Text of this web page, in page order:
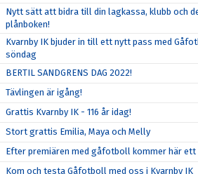
Nytt sätt att bidra till din lagkassa, klubb och
plånboken!
Kvarnby IK bjuder in till ett nytt pass med
söndag
BERTIL SANDGRENS DAG 2022!
Tävlingen är igång!
Grattis Kvarnby IK - 116 år idag!
Stort grattis Emilia, Maya och Melly
Efter premiären med gåfotboll kommer här ett
Kom och testa Gåfotboll med oss i Kvarnby IK